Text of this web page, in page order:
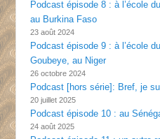
Podcast épisode 8 : à l’école
au Burkina Faso
23 août 2024
Podcast épisode 9 : à l’école
Goubeye, au Niger
26 octobre 2024
Podcast [hors série]: Bref, je
20 juillet 2025
Podcast épisode 10 : au
24 août 2025